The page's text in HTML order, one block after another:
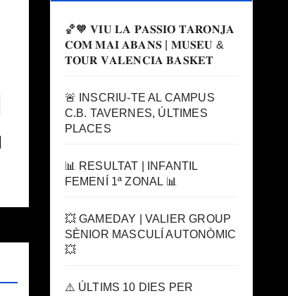
🏀🧡 𝐕𝐈𝐔 𝐋𝐀 𝐏𝐀𝐒𝐒𝐈𝐎́ 𝐓𝐀𝐑𝐎𝐍𝐉𝐀
𝐂𝐎𝐌 𝐌𝐀𝐈 𝐀𝐁𝐀𝐍𝐒 | 𝐌𝐔𝐒𝐄𝐔 &
𝐓𝐎𝐔𝐑 𝐕𝐀𝐋𝐄𝐍𝐂𝐈𝐀 𝐁𝐀𝐒𝐊𝐄𝐓
🚨 INSCRIU-TE AL CAMPUS
C.B. TAVERNES, ÚLTIMES
PLACES
📊 RESULTAT | INFANTIL
FEMENÍ 1ª ZONAL 📊
💥 GAMEDAY | VALIER GROUP
SÈNIOR MASCULÍ AUTONÒMIC
💥
⚠️ ÚLTIMS 10 DIES PER